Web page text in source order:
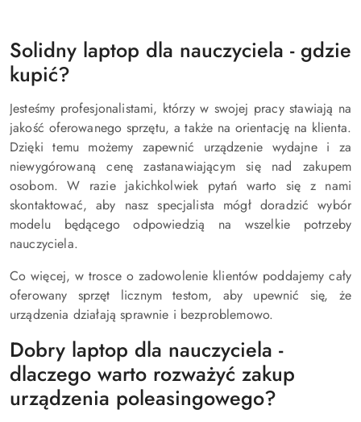
Solidny laptop dla nauczyciela - gdzie
kupić?
Jesteśmy profesjonalistami, którzy w swojej pracy stawiają na
jakość oferowanego sprzętu, a także na orientację na klienta.
Dzięki temu możemy zapewnić urządzenie wydajne i za
niewygórowaną cenę zastanawiającym się nad zakupem
osobom. W razie jakichkolwiek pytań warto się z nami
skontaktować, aby nasz specjalista mógł doradzić wybór
modelu będącego odpowiedzią na wszelkie potrzeby
nauczyciela.
Co więcej, w trosce o zadowolenie klientów poddajemy cały
oferowany sprzęt licznym testom, aby upewnić się, że
urządzenia działają sprawnie i bezproblemowo.
Dobry laptop dla nauczyciela -
dlaczego warto rozważyć zakup
urządzenia poleasingowego?